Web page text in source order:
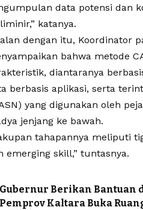
data potensi dan
katanya.
dengan itu, Koordinator
bahwa metode
diantaranya
berbasis aplikasi, serta
yang digunakan oleh
jenjang ke bawah.
tahapannya meliputi
emerging skill,” tuntasnya.
Gubernur Berikan Bantuan
Pemprov Kaltara Buka